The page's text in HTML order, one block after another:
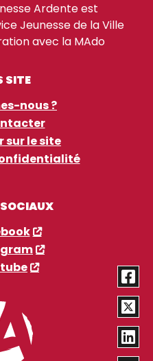
Ardente est
Jeunesse de la Ville
avec la MAdo
SITE
nous ?
sur le site